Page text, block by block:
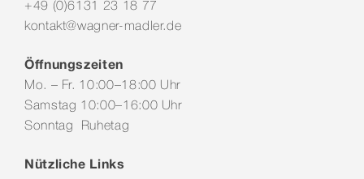
Service & Leistungen
+49 (0)6131 23 18 77
kontakt@wagner-madler.de
Öffnungszeiten
Mo. – Fr. 10:00–18:00 Uhr
Samstag 10:00–16:00 Uhr
Sonntag Ruhetag
Nützliche Links